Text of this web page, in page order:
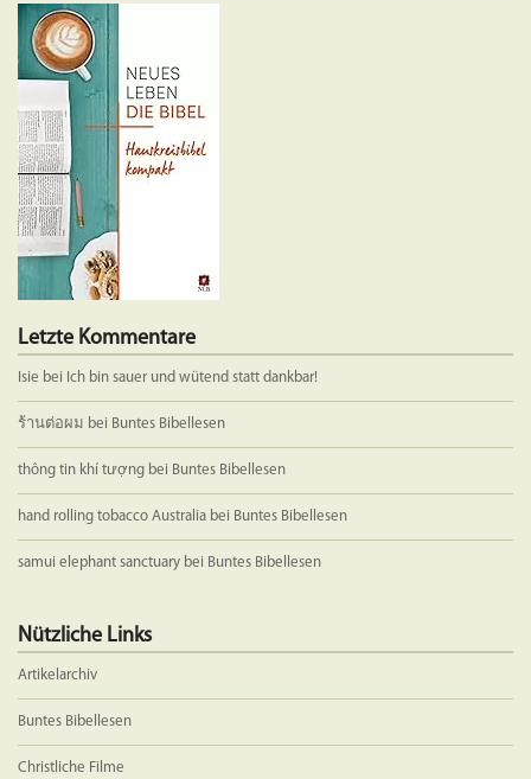
Letzte Kommentare
Isie bei Ich bin sauer und wütend statt dankbar!
ร้านต่อผม bei Buntes Bibellesen
thông tin khí tượng bei Buntes Bibellesen
hand rolling tobacco Australia bei Buntes Bibellesen
samui elephant sanctuary bei Buntes Bibellesen
Nützliche Links
Artikelarchiv
Buntes Bibellesen
Christliche Filme